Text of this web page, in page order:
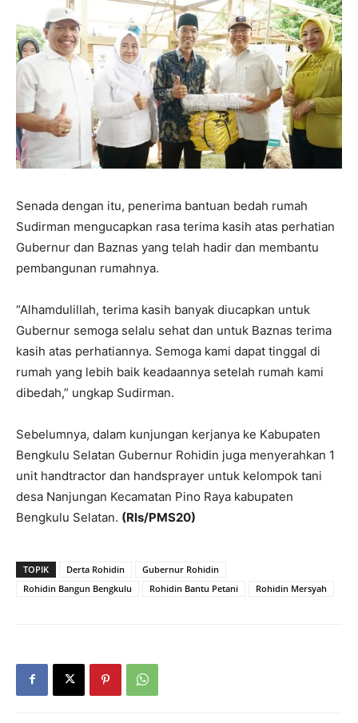
Senada dengan itu, penerima bantuan bedah rumah
Sudirman mengucapkan rasa terima kasih atas perhatian
Gubernur dan Baznas yang telah hadir dan membantu
pembangunan rumahnya.
“Alhamdulillah, terima kasih banyak diucapkan untuk
Gubernur semoga selalu sehat dan untuk Baznas terima
kasih atas perhatiannya. Semoga kami dapat tinggal di
rumah yang lebih baik keadaannya setelah rumah kami
dibedah,” ungkap Sudirman.
Sebelumnya, dalam kunjungan kerjanya ke Kabupaten
Bengkulu Selatan Gubernur Rohidin juga menyerahkan 1
unit handtractor dan handsprayer untuk kelompok tani
desa Nanjungan Kecamatan Pino Raya kabupaten
Bengkulu Selatan. (Rls/PMS20)
TOPIK Derta Rohidin
Gubernur Rohidin
Rohidin Bangun Bengkulu
Rohidin Bantu Petani Rohidin Mersyah